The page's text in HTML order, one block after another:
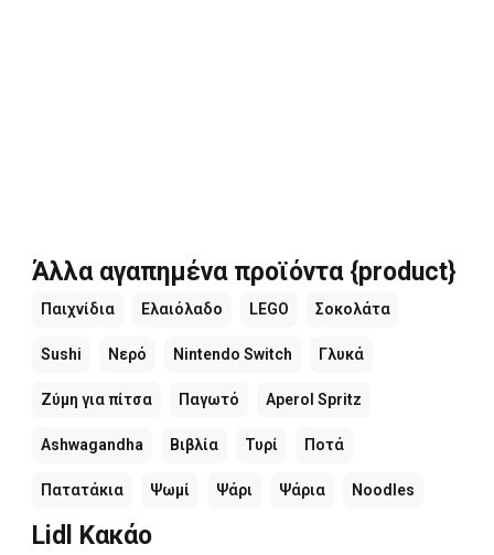
Άλλα αγαπημένα προϊόντα {product}
Παιχνίδια Ελαιόλαδο LEGO Σοκολάτα
Sushi Νερό Nintendo Switch Γλυκά
Ζύμη για πίτσα Παγωτό Aperol Spritz
Ashwagandha Βιβλία Τυρί Ποτά
Πατατάκια Ψωμί Ψάρι Ψάρια Noodles
Lidl Κακάο